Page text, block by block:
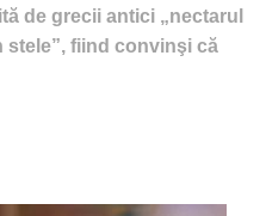
de grecii antici „nectarul
stele”, fiind convinşi că